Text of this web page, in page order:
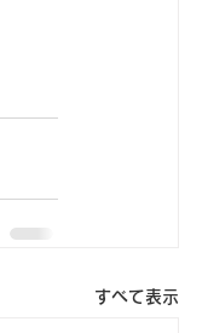
すべて表示